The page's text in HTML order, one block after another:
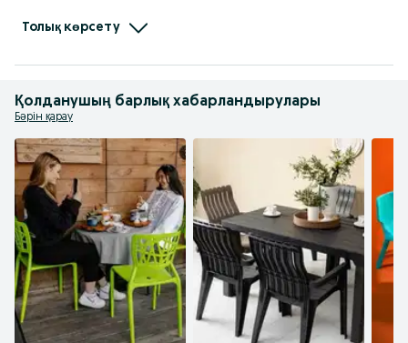
Казахстан), "Kayalar Plastik" ( Турция).  Также официальным партнёром
"МФитнес" ( Казахстан).
Толық көрсету
Қолданушың барлық хабарландырулары
Бәрін қарау